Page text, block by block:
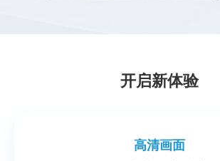
开启新体验
高清画面